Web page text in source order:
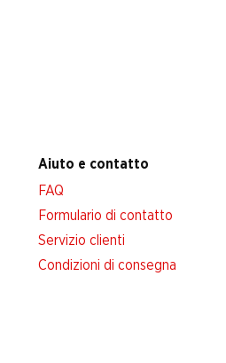
Aiuto e contatto
FAQ
Formulario di contatto
Servizio clienti
Condizioni di consegna